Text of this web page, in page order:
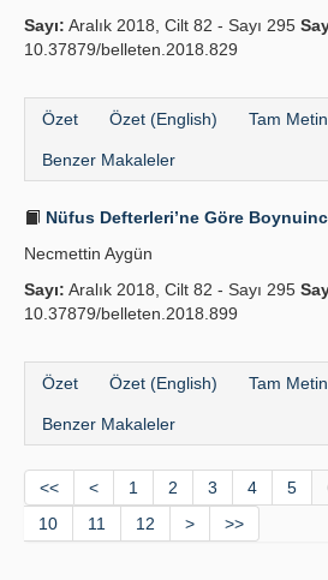
Sayı: Aralık 2018, Cilt 82 - Sayı 295
10.37879/belleten.2018.829
Özet Özet (English) Tam Metin
Benzer Makaleler
Nüfus Defterleri’ne Göre
Necmettin Aygün
Sayı: Aralık 2018, Cilt 82 - Sayı 295
10.37879/belleten.2018.899
Özet Özet (English) Tam Metin
Benzer Makaleler
<< < 1 2 3 4 5
10
11 12 > >>